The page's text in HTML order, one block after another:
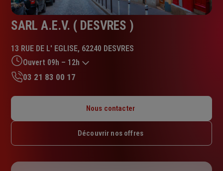
SARL A.E.V. ( DESVRES )
13 RUE DE L' EGLISE, 62240 DESVRES
Ouvert 09h – 12h
Jeudi : 09h – 12h
Dimanche : Fermé
03 21 83 00 17
Nous contacter
Découvrir nos offres